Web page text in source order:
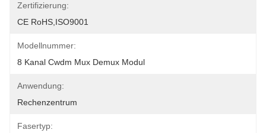
Zertifizierung:
CE RoHS,ISO9001
Modellnummer:
8 Kanal Cwdm Mux Demux Modul
Anwendung:
Rechenzentrum
Fasertyp: